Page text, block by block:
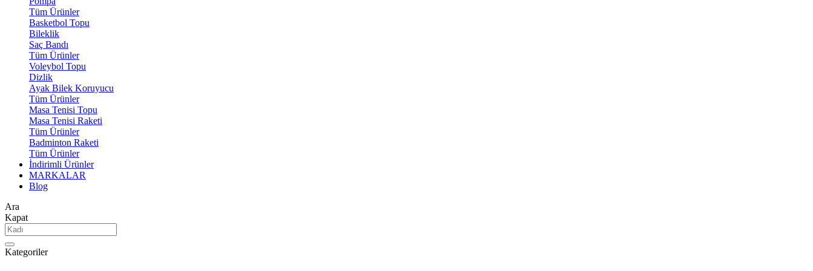
Tüm Ürünler
Basketbol Topu
Bileklik
Saç Bandı
Tüm Ürünler
Voleybol Topu
Dizlik
Ayak Bilek Koruyucu
Tüm Ürünler
Masa Tenisi Topu
Masa Tenisi Raketi
Tüm Ürünler
Badminton Raketi
Tüm Ürünler
İndirimli Ürünler
MARKALAR
Blog
Ara
Kapat
Kategoriler